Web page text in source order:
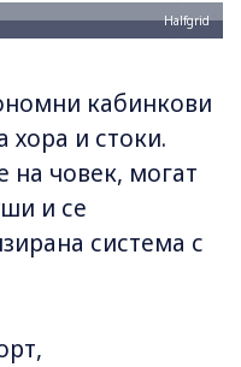
Halfgrid
кабинкови
хора и стоки.
на човек, могат
и се
система с